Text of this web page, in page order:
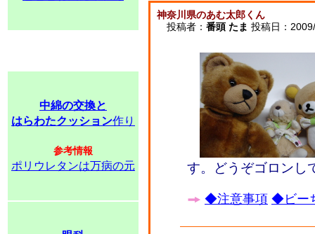
中綿の交換と
はらわたクッション作り
参考情報
ポリウレタンは万病の元
神奈川県のあむ太郎くん
投稿者： 番頭 たま 投稿日：
す。どうぞゴロンし
◆注意事項 ◆ビー